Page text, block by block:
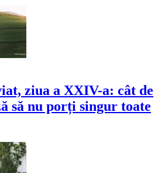
ziua a XXIV-a: cât de
să nu porți singur toate